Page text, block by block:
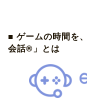
■ ゲームの時間を
会話®︎」とは